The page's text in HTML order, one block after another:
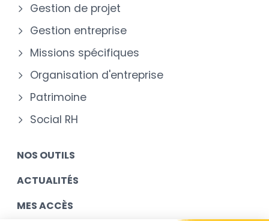
Gestion de projet
Gestion entreprise
Missions spécifiques
Organisation d'entreprise
Patrimoine
Social RH
NOS OUTILS
ACTUALITÉS
MES ACCÈS